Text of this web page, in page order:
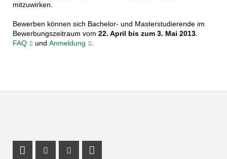
mitzuwirken.
Bewerben können sich Bachelor- und Masterstudierende im
Bewerbungszeitraum vom 22. April bis zum 3. Mai 2013.
FAQ
und Anmeldung .